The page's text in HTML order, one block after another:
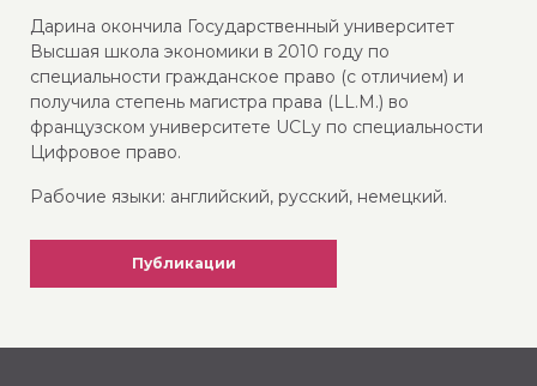
Дарина окончила Государственный университет
Высшая школа экономики в 2010 году по
специальности гражданское право (с отличием) и
получила степень магистра права (LL.M.) во
французском университете UCLy по специальности
Цифровое право.
Рабочие языки: английский, русский, немецкий.
Публикации